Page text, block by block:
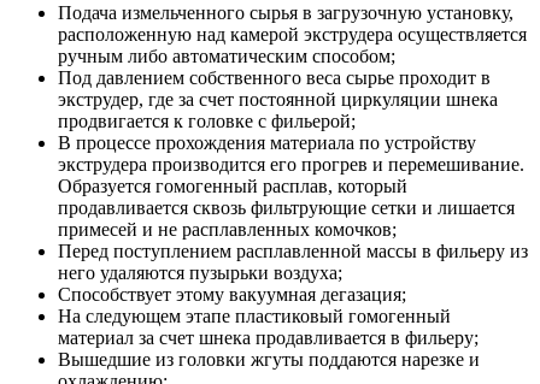
Подача измельченного сырья в загрузочную установку,
расположенную над камерой экструдера осуществляется
ручным либо автоматическим способом;
Под давлением собственного веса сырье проходит в
экструдер, где за счет постоянной циркуляции шнека
продвигается к головке с фильерой;
В процессе прохождения материала по устройству
экструдера производится его прогрев и перемешивание.
Образуется гомогенный расплав, который
продавливается сквозь фильтрующие сетки и лишается
примесей и не расплавленных комочков;
Перед поступлением расплавленной массы в фильеру из
него удаляются пузырьки воздуха;
Способствует этому вакуумная дегазация;
На следующем этапе пластиковый гомогенный
материал за счет шнека продавливается в фильеру;
Вышедшие из головки жгуты поддаются нарезке и